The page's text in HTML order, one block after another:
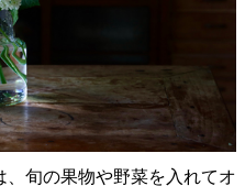
旬の果物や野菜を入れてオ